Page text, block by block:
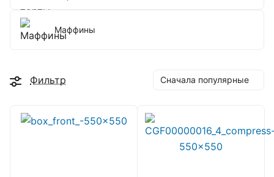
Маффины
Фильтр Сначала популярные